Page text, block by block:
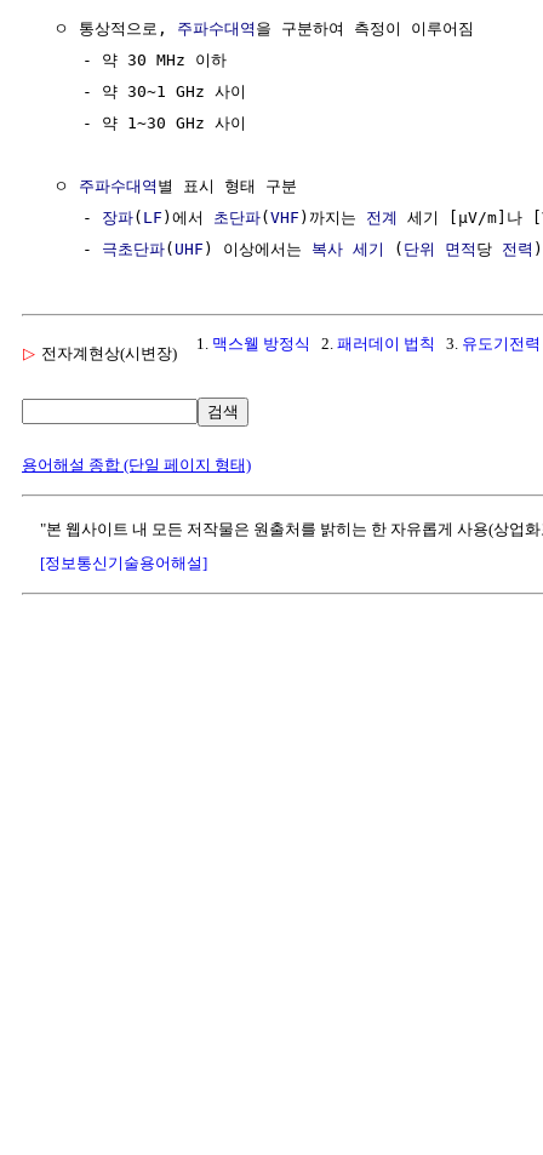
  ㅇ 통상적으로,
주파수대역 을 구분하여 측정이 이루어짐
     - 약 30 MHz 이하
     - 약 30~1 GHz 사이
     - 약 1~30 GHz 사이
  ㅇ
주파수대역 별 표시 형태 구분
     -
장파( LF )에서 초단파( VHF )까지는 전계
세기 [μV/m]나
     -
극초단파( UHF ) 이상에서는 복사 세기 ( 단위 면적 당 전력
▷ 전자계현상(시변장)
1. 맥스웰 방정식 2. 패러데이 법칙 3. 유도기전력
검색
용어해설 종합 (단일 페이지 형태)
"본 웹사이트 내 모든 저작물은 원출처를 밝히는 한 자유롭게 사용(상업
[정보통신기술용어해설]